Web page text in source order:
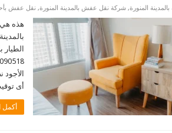
المنورة,شركة نقل عفش بالمدينة المنورة, نقل عفش
هذه
الطيار
أى
أكمل